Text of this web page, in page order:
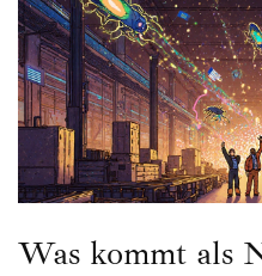
Was kommt als